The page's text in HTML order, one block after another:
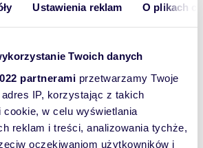
Ustawienia reklam O plikach
Twoich danych
partnerami przetwarzamy Twoje
IP, korzystając z takich
cookie, w celu wyświetlania
reklam i treści, analizowania tychże,
oczekiwaniom użytkowników i
z systemu Galactica Virgo
na sprzedaż
44,69 m 2